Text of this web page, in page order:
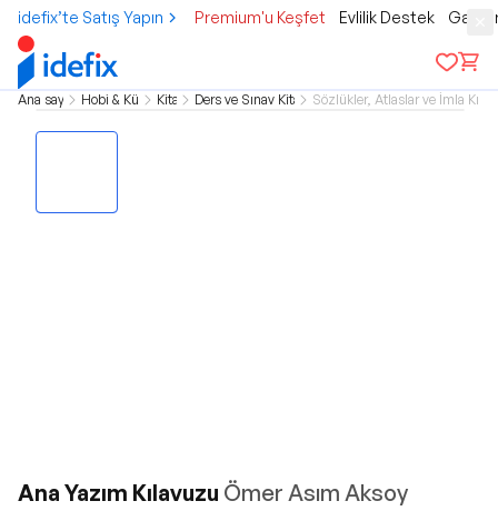
idefix’te Satış Yapın Premium'u Keşfet Evlilik Destek
Ana sayfa Hobi & KültürKitap Ders ve Sınav KitaplarıSözlükler, Atlaslar ve İmla
Ana Yazım Kılavuzu Ömer Asım Aksoy